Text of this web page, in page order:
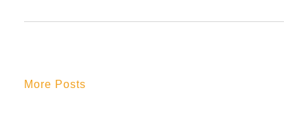
More Posts